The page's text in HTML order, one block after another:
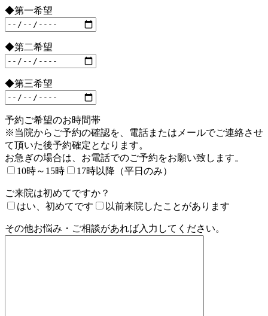
◆第一希望
◆第二希望
◆第三希望
予約ご希望のお時間帯
※当院からご予約の確認を、電話またはメールでご連絡させ
て頂いた後予約確定となります。
お急ぎの場合は、お電話でのご予約をお願い致します。
10時～15時
17時以降（平日のみ）
ご来院は初めてですか？
はい、初めてです
以前来院したことがあります
その他お悩み・ご相談があれば入力してください。